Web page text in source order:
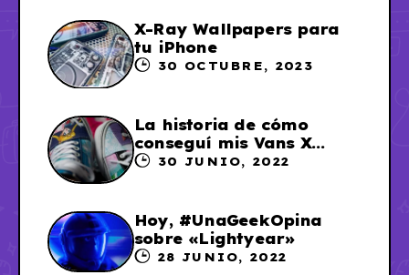
X-Ray Wallpapers para
tu iPhone
30 OCTUBRE, 2023
La historia de cómo
conseguí mis Vans X
Sailor Moon
30 JUNIO, 2022
Hoy, #UnaGeekOpina
sobre «Lightyear»
28 JUNIO, 2022